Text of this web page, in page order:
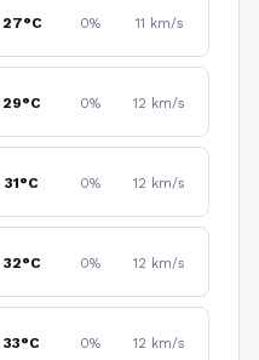
27°C 0% 11 km/s
29°C 0% 12 km/s
31°C 0% 12 km/s
32°C 0% 12 km/s
33°C 0% 12 km/s